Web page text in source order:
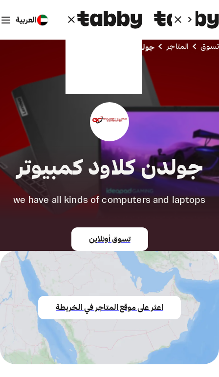
العربية
تسوق المتاجر جولدن كلاود كمبيوتر
جولدن كلاود كمبيوتر
we have all kinds of computers and laptops
تسوق أونلاين
اعثر على موقع المتاجر في الخريطة